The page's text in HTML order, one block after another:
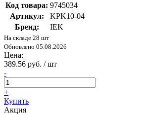
Код товара: 9745034
Артикул:
KPK10-04
Бренд:
IEK
На складе 28 шт
Обновлено 05.08.2026
Цена:
389.56 руб. / шт
-
+
Купить
Акция